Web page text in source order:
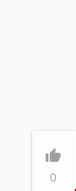
thumb_up
0